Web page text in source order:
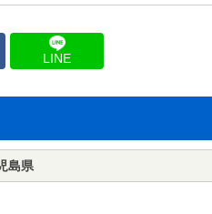
LINE
島県